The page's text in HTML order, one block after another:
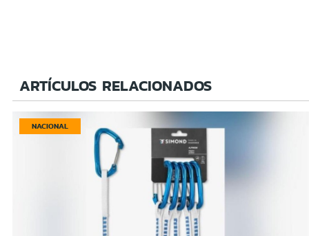
ARTÍCULOS RELACIONADOS
NACIONAL